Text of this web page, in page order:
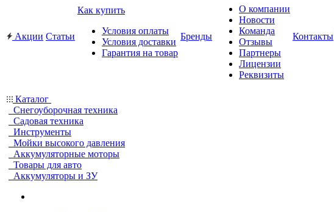
Акции Статьи
Как купить
Условия оплаты
Условия доставки
Гарантия на товар
Бренды
О компании
Новости
Команда
Отзывы
Партнеры
Лицензии
Реквизиты
Контакты
Каталог
Снегоуборочная техника
Садовая техника
Инструменты
Мойки высокого давления
Аккумуляторные моторы
Товары для авто
Аккумуляторы и ЗУ